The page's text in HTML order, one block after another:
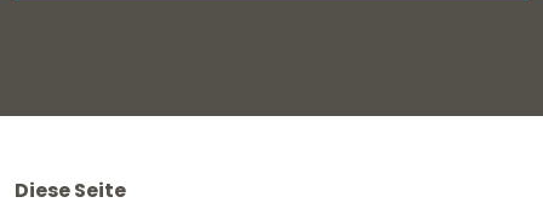
Diese Seite